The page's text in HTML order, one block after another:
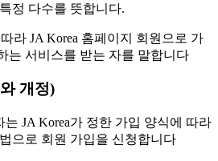
정 다수를 뜻합니다.
라 JA Korea 홈페이지 회원으로 가
는 서비스를 받는 자를 말합니다
개정)
JA Korea가 정한 가입 양식에 따라
으로 회원 가입을 신청합니다